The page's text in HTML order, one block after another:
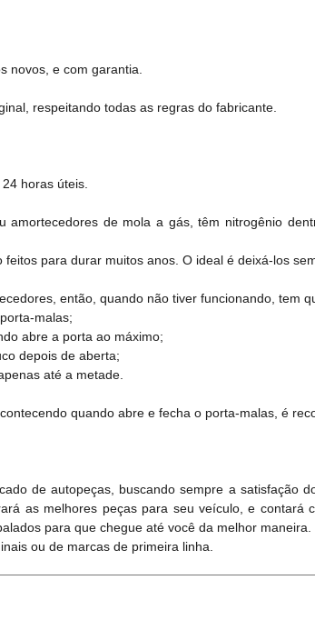
novos, e com garantia.
respeitando todas as regras do fabricante.
horas úteis.
amortecedores de mola a gás, têm nitrogênio
para durar muitos anos. O ideal é deixá-los
então, quando não tiver funcionando, tem
malas;
abre a porta ao máximo;
depois de aberta;
até a metade.
quando abre e fecha o porta-malas, é
de autopeças, buscando sempre a satisfação
as melhores peças para seu veículo, e contará
para que chegue até você da melhor maneira.
ou de marcas de primeira linha.